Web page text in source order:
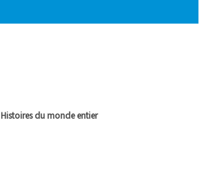
Histoires du monde entier